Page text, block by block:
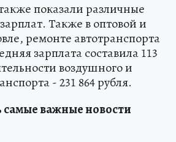
показали различные
Также в оптовой и
ремонте автотранспорта
зарплата составила 113
воздушного и
- 231 864 рубля.
самые важные новости